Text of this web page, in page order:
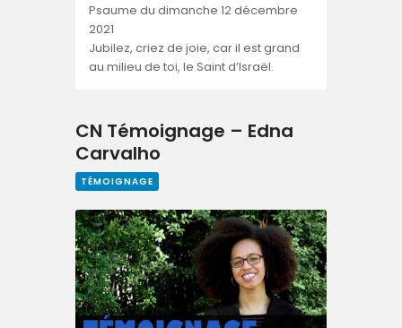
Psaume du dimanche 12 décembre
2021
Jubilez, criez de joie, car il est grand
au milieu de toi, le Saint d’Israël.
CN Témoignage – Edna
Carvalho
TÉMOIGNAGE